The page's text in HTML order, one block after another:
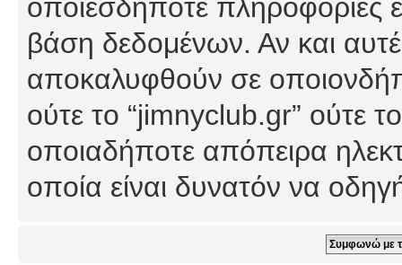
οποιεσδήποτε πληροφορίες
βάση δεδομένων. Αν και
αποκαλυφθούν σε
ούτε το “jimnyclub.gr” ούτε
οποιαδήποτε απόπειρα
οποία είναι δυνατόν να